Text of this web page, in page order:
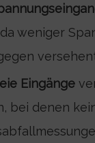
weniger
Eingänge
bei denen